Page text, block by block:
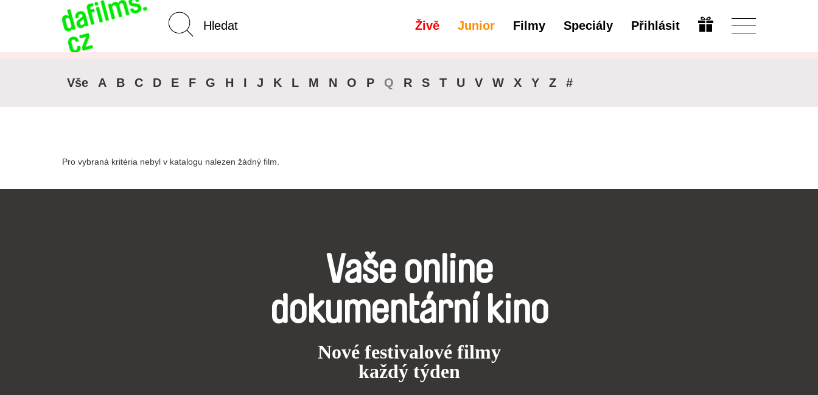
Živě Junior Filmy Speciály Přihlásit
Pokročilé vyhledávání Zvuková stopa - Hindština Upravit
Vše A B C D E F G H I J K L M N O P Q R S T U V W X Y Z #
Pro vybraná kritéria nebyl v katalogu nalezen žádný film.
Vaše online
dokumentární kino
Nové festivalové filmy
každý týden